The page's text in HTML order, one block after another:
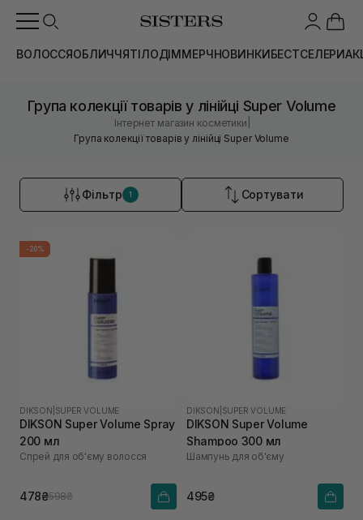
ВОЛОССЯОБЛИЧЧЯТІЛОДІММЕРЧНОВИНКИБЕСТСЕЛЕРИ
Група колекції товарів у лінійці Super Volume
Інтернет магазин косметики
Група колекції товарів у лінійці Super Volume
Фільтр 1 Сортувати
-20%
DIKSON SUPER VOLUME
DIKSON Super Volume Spray
200 мл
Спрей для об'єму волосся
478₴598₴
DIKSON SUPER VOLUME
DIKSON Super Volume
Shampoo 300 мл
Шампунь для об'єму
495₴